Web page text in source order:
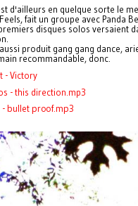
est d'ailleurs en quelque sorte le
fait un groupe avec Panda
premiers disques solos versaient
produit gang gang dance,
recommandable, donc.
- Victory
- this direction.mp3
- bullet proof.mp3